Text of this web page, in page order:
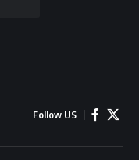
Follow US